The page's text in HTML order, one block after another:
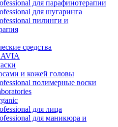
для парафинотерапии
для шугаринга
пилинги и
средства
и кожей головы
полимерные воски
для лица
для маникюра и